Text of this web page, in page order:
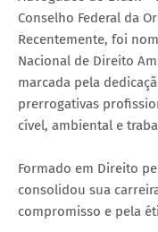
Conselho Federal da
Recentemente, foi
Nacional de Direito
marcada pela
prerrogativas
cível, ambiental e
Formado em Direito
consolidou sua
compromisso e pela